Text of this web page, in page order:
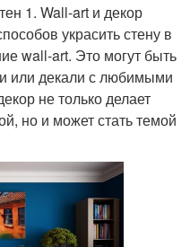
1. Wall-art и декор
украсить стену в
wall-art. Это могут быть
или декали с любимыми
не только делает
но и может стать темой